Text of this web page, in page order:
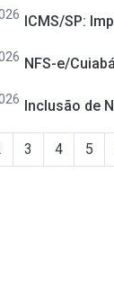
ICMS/SP:
NFS-e/
Inclusão de
3 4 5